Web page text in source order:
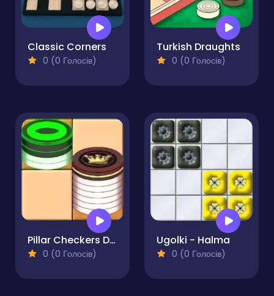
Classic Corners
0 (0 Голосів)
Turkish Draughts
0 (0 Голосів)
Pillar Checkers Duel
0 (0 Голосів)
Ugolki - Halma
0 (0 Голосів)